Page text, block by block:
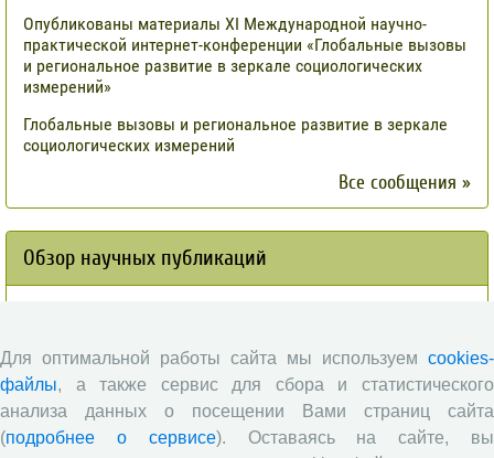
Опубликованы материалы XI Международной научно-
практической интернет-конференции «Глобальные вызовы
и региональное развитие в зеркале социологических
измерений»
Глобальные вызовы и региональное развитие в зеркале
социологических измерений
Все сообщения »
Обзор научных публикаций
исследования по оценке племенной ценности быков-
производителей голштинской поро¬ды, используемых на
популяции Вологодской области, на основе метода BLUP и
традиционным методом «дочери-сверстницы».
Для оптимальной работы сайта мы используем cookies-
файлы, а также сервис для сбора и статистического
анализа данных о посещении Вами страниц сайта
(подробнее о сервисе). Оставаясь на сайте, вы